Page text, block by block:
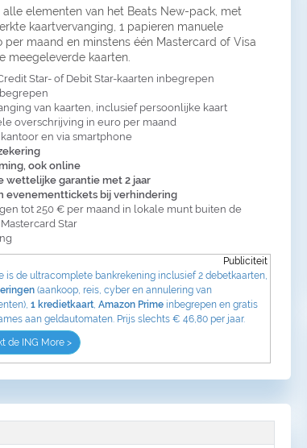
alle elementen van het Beats New-pack, met
kaartvervanging, 1 papieren manuele
per maand en minstens één Mastercard of Visa
meegeleverde kaarten.
Star- of Debit Star-kaarten inbegrepen
van kaarten, inclusief persoonlijke kaart
overschrijving in euro per maand
en via smartphone
ook online
wettelijke garantie met 2 jaar
evenementtickets bij verhindering
tot 250 € per maand in lokale munt buiten de
Star
Publiciteit
is de ultracomplete bankrekening inclusief 2 debetkaarten,
(aankoop, reis, cyber en annulering van
1 kredietkaart, Amazon Prime inbegrepen en gratis
aan geldautomaten. Prijs slechts € 46,80 per jaar.
de ING More >